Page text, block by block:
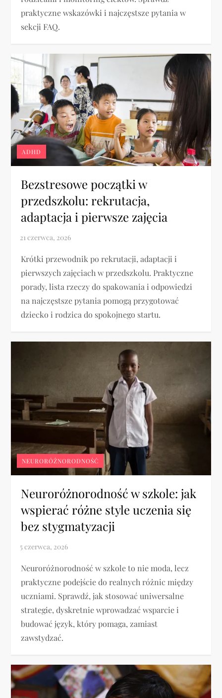
praktyczne wskazówki i najczęstsze pytania w
sekcji FAQ.
ADHD
Bezstresowe początki w
przedszkolu: rekrutacja,
adaptacja i pierwsze zajęcia
Krótki przewodnik po rekrutacji, adaptacji i
pierwszych zajęciach w przedszkolu. Praktyczne
porady, lista rzeczy do spakowania i odpowiedzi
na najczęstsze pytania pomogą przygotować
dziecko i rodzica do spokojnego startu.
NEURORÓŻNORODNOŚĆ
Neuroróżnorodność w szkole: jak
wspierać różne style uczenia się
bez stygmatyzacji
Neuroróżnorodność w szkole to nie moda, lecz
praktyczne podejście do realnych różnic między
uczniami. Sprawdź, jak stosować uniwersalne
strategie, dyskretnie wprowadzać wsparcie i
budować język, który pomaga, zamiast
zawstydzać.